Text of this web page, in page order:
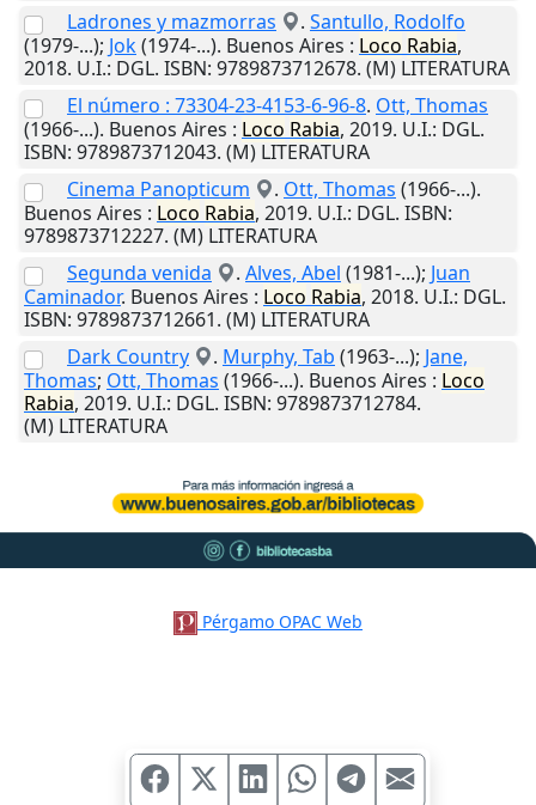
Ladrones y mazmorras
. Santullo, Rodolfo
(1979-...); Jok(1974-...). Buenos Aires : Loco Rabia,
2018. U.I.: DGL. ISBN: 9789873712678. (M) LITERATURA
El número : 73304-23-4153-6-96-8. Ott, Thomas
(1966-...). Buenos Aires : Loco Rabia, 2019. U.I.: DGL.
ISBN: 9789873712043. (M) LITERATURA
Cinema Panopticum
. Ott, Thomas (1966-...).
Buenos Aires : Loco Rabia, 2019. U.I.: DGL. ISBN:
9789873712227. (M) LITERATURA
Segunda venida
. Alves, Abel (1981-...); Juan
Caminador. Buenos Aires : Loco Rabia, 2018. U.I.: DGL.
ISBN: 9789873712661. (M) LITERATURA
Dark Country
. Murphy, Tab (1963-...); Jane,
Thomas; Ott, Thomas (1966-...). Buenos Aires : Loco
Rabia, 2019. U.I.: DGL. ISBN: 9789873712784.
(M) LITERATURA
Pérgamo OPAC Web